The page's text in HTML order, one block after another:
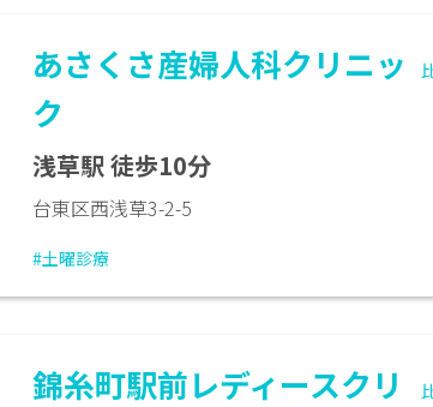
あさくさ産婦人科クリニッ
ク
浅草駅 徒歩10分
台東区西浅草3-2-5
#土曜診療
錦糸町駅前レディースクリ